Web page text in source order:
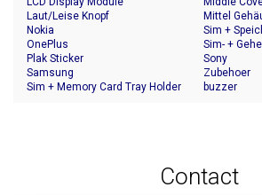
Laut/Leise Knopf
Mittel
Nokia
OnePlus
Plak Sticker
Samsung
Sim + Memory Card Tray Holder
Sim +
Sim- +
Sony
Zubehoer
buzzer
Contact